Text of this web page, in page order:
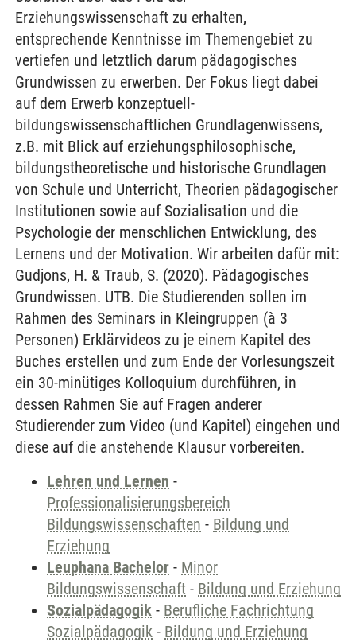
Erziehungswissenschaft zu erhalten,
entsprechende Kenntnisse im Themengebiet zu
vertiefen und letztlich darum pädagogisches
Grundwissen zu erwerben. Der Fokus liegt dabei
auf dem Erwerb konzeptuell-
bildungswissenschaftlichen Grundlagenwissens,
z.B. mit Blick auf erziehungsphilosophische,
bildungstheoretische und historische Grundlagen
von Schule und Unterricht, Theorien pädagogischer
Institutionen sowie auf Sozialisation und die
Psychologie der menschlichen Entwicklung, des
Lernens und der Motivation. Wir arbeiten dafür mit:
Gudjons, H. & Traub, S. (2020). Pädagogisches
Grundwissen. UTB. Die Studierenden sollen im
Rahmen des Seminars in Kleingruppen (à 3
Personen) Erklärvideos zu je einem Kapitel des
Buches erstellen und zum Ende der Vorlesungszeit
ein 30-minütiges Kolloquium durchführen, in
dessen Rahmen Sie auf Fragen anderer
Studierender zum Video (und Kapitel) eingehen und
diese auf die anstehende Klausur vorbereiten.
Lehren und Lernen -
Professionalisierungsbereich
Bildungswissenschaften - Bildung und
Erziehung
Leuphana Bachelor - Minor
Bildungswissenschaft - Bildung und Erziehung
Sozialpädagogik - Berufliche Fachrichtung
Sozialpädagogik - Bildung und Erziehung